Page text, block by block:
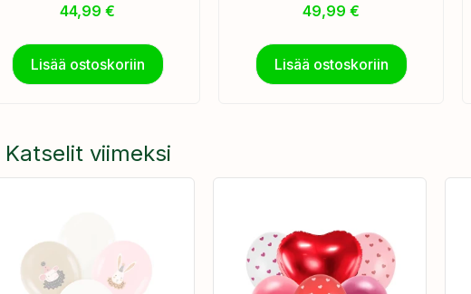
44,99€
Lisää ostoskoriin
49,99€
Lisää ostoskoriin
Katselit viimeksi